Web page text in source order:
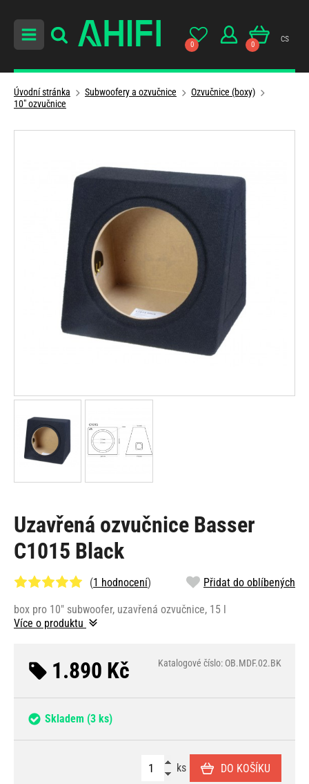
0 0
cs
Úvodní stránka Subwoofery a ozvučnice
Ozvučnice (boxy)
10" ozvučnice
Uzavřená ozvučnice Basser
C1015 Black
(1 hodnocení) Přidat do oblíbených
box pro 10" subwoofer, uzavřená ozvučnice, 15 l
Více o produktu
1.890 Kč Katalogové číslo: OB.MDF.02.BK
Skladem (3 ks)
ks DO KOŠÍKU